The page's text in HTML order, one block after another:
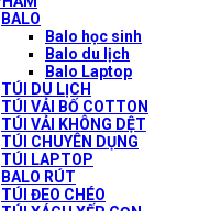
BALO
Balo học sinh
Balo du lịch
Balo Laptop
TÚI DU LỊCH
TÚI VẢI BỐ COTTON
TÚI VẢI KHÔNG DỆT
TÚI CHUYÊN DỤNG
TÚI LAPTOP
BALO RÚT
TÚI ĐEO CHÉO